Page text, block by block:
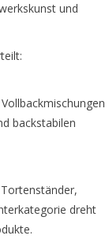
und
backstabilen
dreht